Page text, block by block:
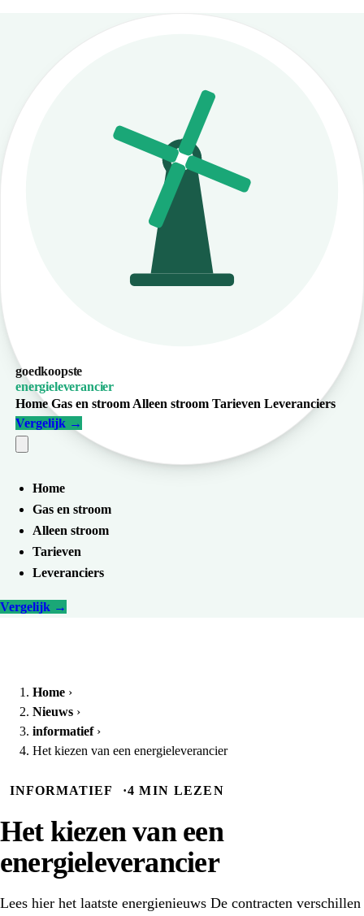
goedkoopste
energieleverancier
HomeGas en stroom Alleen stroom Tarieven Leveranciers
Vergelijk →
Home
Gas en stroom
Alleen stroom
Tarieven
Leveranciers
Vergelijk →
Home ›
Nieuws ›
informatief ›
Het kiezen van een energieleverancier
INFORMATIEF ·4 MIN LEZEN
Het kiezen van een
energieleverancier
Lees hier het laatste energienieuws De contracten verschillen